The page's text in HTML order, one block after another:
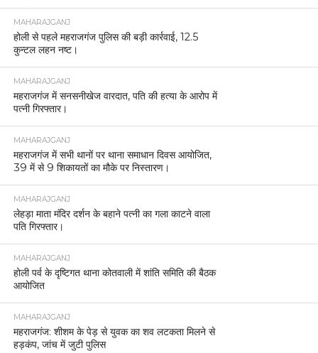
MAHARAJGANJ
होली से पहले महराजगंज पुलिस की बड़ी कार्रवाई, 12.5
कुन्टल लहन नष्ट।
MAHARAJGANJ
महराजगंज में सनसनीखेज वारदात, पति की हत्या के आरोप में
पत्नी गिरफ्तार।
MAHARAJGANJ
महराजगंज में सभी थानों पर थाना समाधान दिवस आयोजित,
39 में से 9 शिकायतों का मौके पर निस्तारण।
MAHARAJGANJ
लेहड़ा माता मंदिर दर्शन के बहाने पत्नी का गला काटने वाला
पति गिरफ्तार।
MAHARAJGANJ
होली पर्व के दृष्टिगत थाना कोतवाली में शांति समिति की बैठक
आयोजित
MAHARAJGANJ
महराजगंज: शीशम के पेड़ से युवक का शव लटकता मिलने से
हड़कंप, जांच में जुटी पुलिस